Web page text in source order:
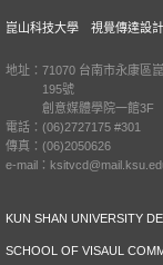
崑山科技大學 視覺傳達設
地址：71070 台南市永康區
195號
創意媒體學院一館3F
電話：(06)2727175 #301
傳真：(06)2050626
e-mail：
KUN SHAN UNIVERSITY
SCHOOL OF VISAUL